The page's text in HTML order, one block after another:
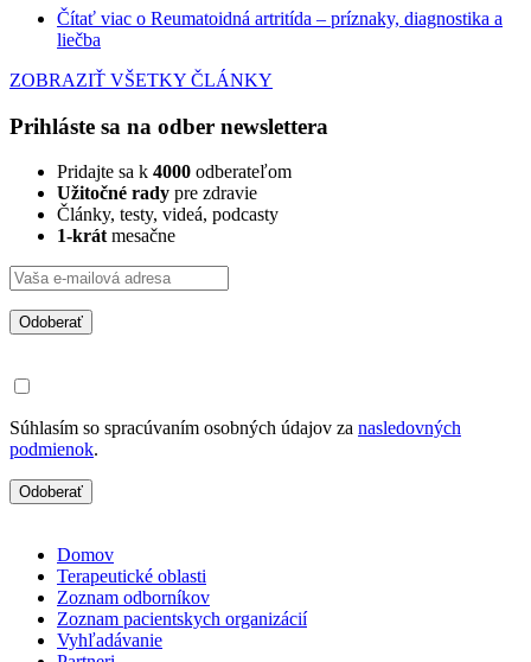
Čítať viac o Reumatoidná artritída – príznaky, diagnostika a
liečba
ZOBRAZIŤ VŠETKY ČLÁNKY
Prihláste sa na odber newslettera
Pridajte sa k 4000 odberateľom
Užitočné rady pre zdravie
Články, testy, videá, podcasty
1-krát mesačne
Odoberať
Súhlasím so spracúvaním osobných údajov za nasledovných
podmienok.
Odoberať
Domov
Terapeutické oblasti
Zoznam odborníkov
Zoznam pacientskych organizácií
Vyhľadávanie